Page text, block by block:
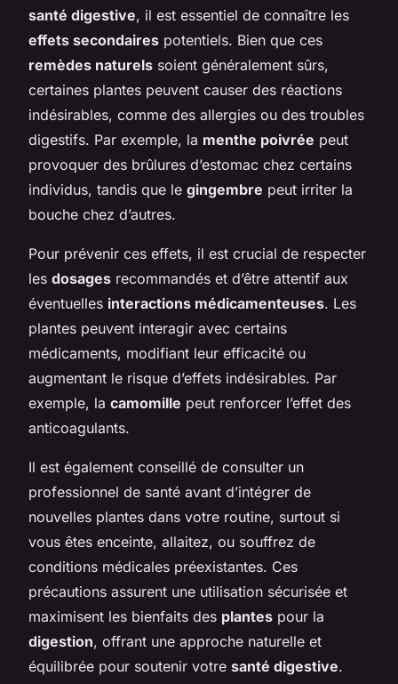
santé digestive, il est essentiel de connaître les
effets secondaires potentiels. Bien que ces
remèdes naturels soient généralement sûrs,
certaines plantes peuvent causer des réactions
indésirables, comme des allergies ou des troubles
digestifs. Par exemple, la menthe poivrée peut
provoquer des brûlures d’estomac chez certains
individus, tandis que le gingembre peut irriter la
bouche chez d’autres.
Pour prévenir ces effets, il est crucial de respecter
les dosages recommandés et d’être attentif aux
éventuelles interactions médicamenteuses. Les
plantes peuvent interagir avec certains
médicaments, modifiant leur efficacité ou
augmentant le risque d’effets indésirables. Par
exemple, la camomille peut renforcer l’effet des
anticoagulants.
Il est également conseillé de consulter un
professionnel de santé avant d’intégrer de
nouvelles plantes dans votre routine, surtout si
vous êtes enceinte, allaitez, ou souffrez de
conditions médicales préexistantes. Ces
précautions assurent une utilisation sécurisée et
maximisent les bienfaits des plantes pour la
digestion, offrant une approche naturelle et
équilibrée pour soutenir votre santé digestive.